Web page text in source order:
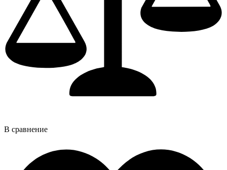
В сравнение